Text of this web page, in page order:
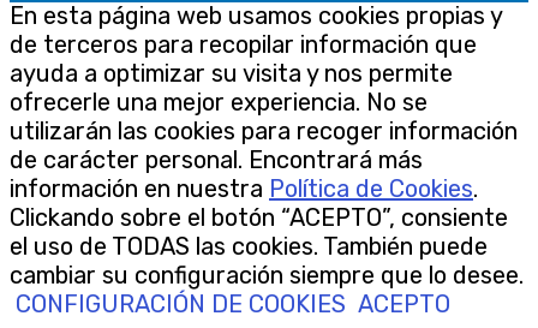
En esta página web usamos cookies propias y
de terceros para recopilar información que
ayuda a optimizar su visita y nos permite
ofrecerle una mejor experiencia. No se
utilizarán las cookies para recoger información
de carácter personal. Encontrará más
información en nuestra Política de Cookies.
Clickando sobre el botón “ACEPTO”, consiente
el uso de TODAS las cookies. También puede
cambiar su configuración siempre que lo desee.
CONFIGURACIÓN DE COOKIES ACEPTO